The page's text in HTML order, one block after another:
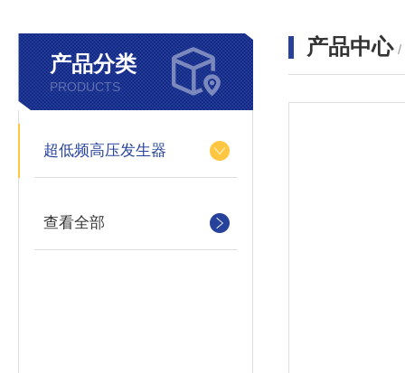
产品分类
PRODUCTS
超低频高压发生器
查看全部
产品中心 /